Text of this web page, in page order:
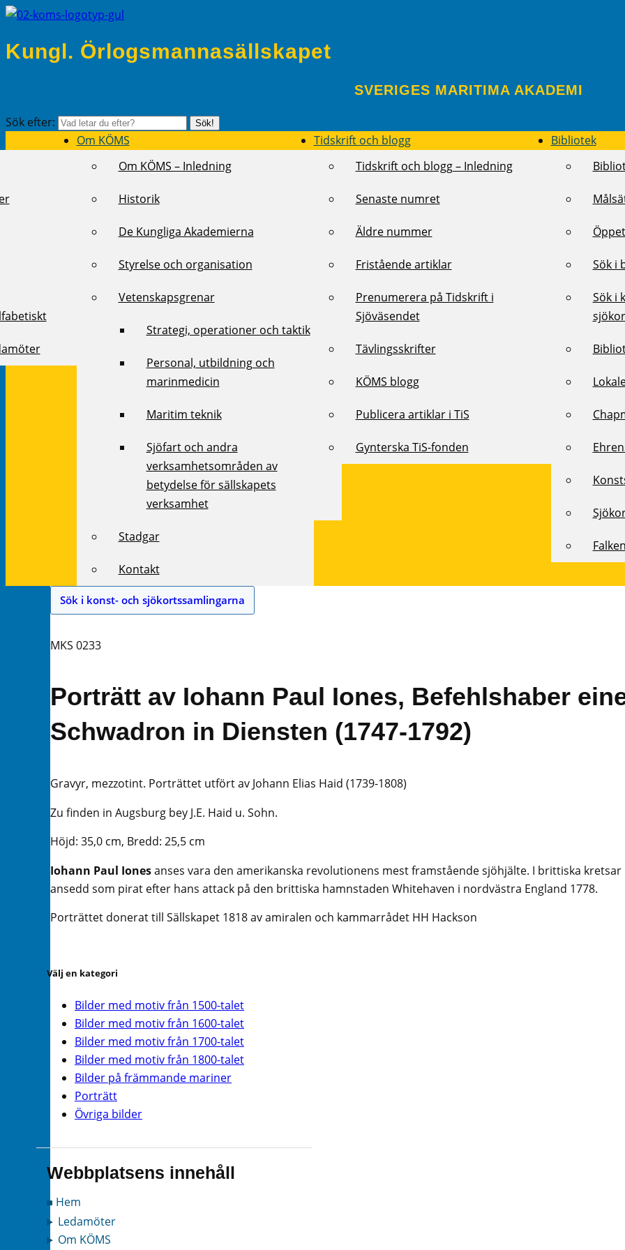
Kungl. Örlogsmannasällskapet
SVERIGES MARITIMA AKADEMI
Sök efter: Sök!
Om KÖMS
Om KÖMS – Inledning
Historik
De Kungliga Akademierna
Styrelse och organisation
Vetenskapsgrenar
Strategi, operationer och taktik
Personal, utbildning och
marinmedicin
Maritim teknik
Sjöfart och andra
verksamhetsområden av
betydelse för sällskapets
verksamhet
Stadgar
Kontakt
Tidskrift och blogg
Tidskrift och blogg – Inledning
Senaste numret
Äldre nummer
Fristående artiklar
Prenumerera på Tidskrift i
Sjöväsendet
Tävlingsskrifter
KÖMS blogg
Publicera artiklar i TiS
Gynterska TiS-fonden
Bibliotek
Sök i
Sök i
Sök i konst- och sjökortssamlingarna
MKS 0233
Porträtt av Iohann Paul Iones, Befehlshaber
Schwadron in Diensten (1747-1792)
Gravyr, mezzotint. Porträttet utfört av Johann Elias Haid (1739-1808)
Zu finden in Augsburg bey J.E. Haid u. Sohn.
Höjd: 35,0 cm, Bredd: 25,5 cm
Iohann Paul Ionesanses vara den amerikanska revolutionens mest framstående sjöhjälte. I brittiska kretsar
ansedd som pirat efter hans attack på den brittiska hamnstaden Whitehaven i nordvästra England 1778.
Porträttet donerat till Sällskapet 1818 av amiralen och kammarrådet HH Hackson
Välj en kategori
Bilder med motiv från 1500-talet
Bilder med motiv från 1600-talet
Bilder med motiv från 1700-talet
Bilder med motiv från 1800-talet
Bilder på främmande mariner
Porträtt
Övriga bilder
Webbplatsens innehåll
Hem
Ledamöter
Om KÖMS